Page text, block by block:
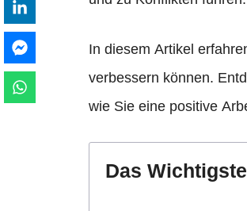
In diesem Artikel
verbessern können.
wie Sie eine positive
Das